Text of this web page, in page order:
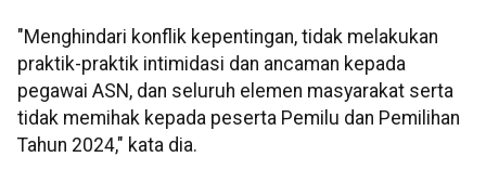
"Menghindari konflik kepentingan, tidak melakukan
praktik-praktik intimidasi dan ancaman kepada
pegawai ASN, dan seluruh elemen masyarakat serta
tidak memihak kepada peserta Pemilu dan Pemilihan
Tahun 2024," kata dia.